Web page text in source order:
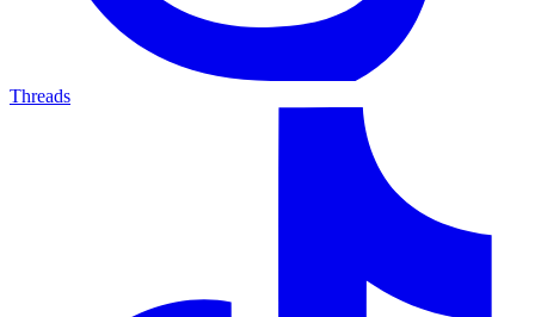
Threads